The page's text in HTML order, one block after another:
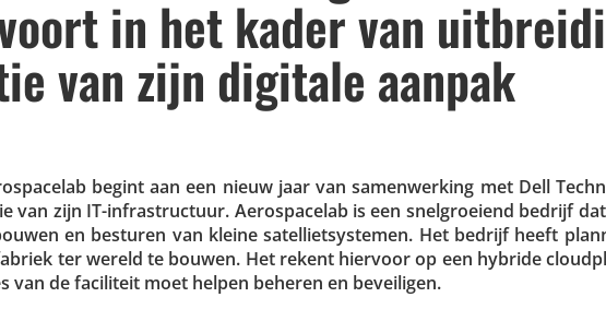
in het kader van
van zijn digitale aanpak
begint aan een nieuw jaar van samen­wer­king met Dell
van zijn IT-infra­struc­tuur. Aero­s­pa­celab is een snel­groeiend bedrijf
en besturen van kleine satel­liet­sys­temen. Het bedrijf heeft
ter wereld te bouwen. Het rekent hiervoor op een hybride
van de faci­li­teit moet helpen beheren en beveiligen.